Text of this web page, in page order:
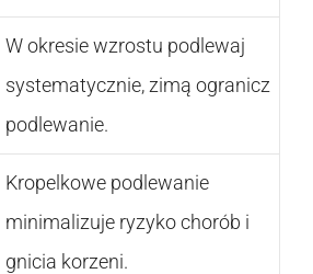
W okresie wzrostu podlewaj
systematycznie, zimą ogranicz
podlewanie.
Kropelkowe podlewanie
minimalizuje ryzyko chorób i
gnicia korzeni.